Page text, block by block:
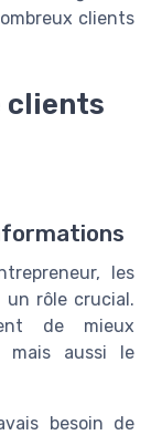
clients
clients
les
rôle crucial.
de mieux
mais aussi le
besoin de